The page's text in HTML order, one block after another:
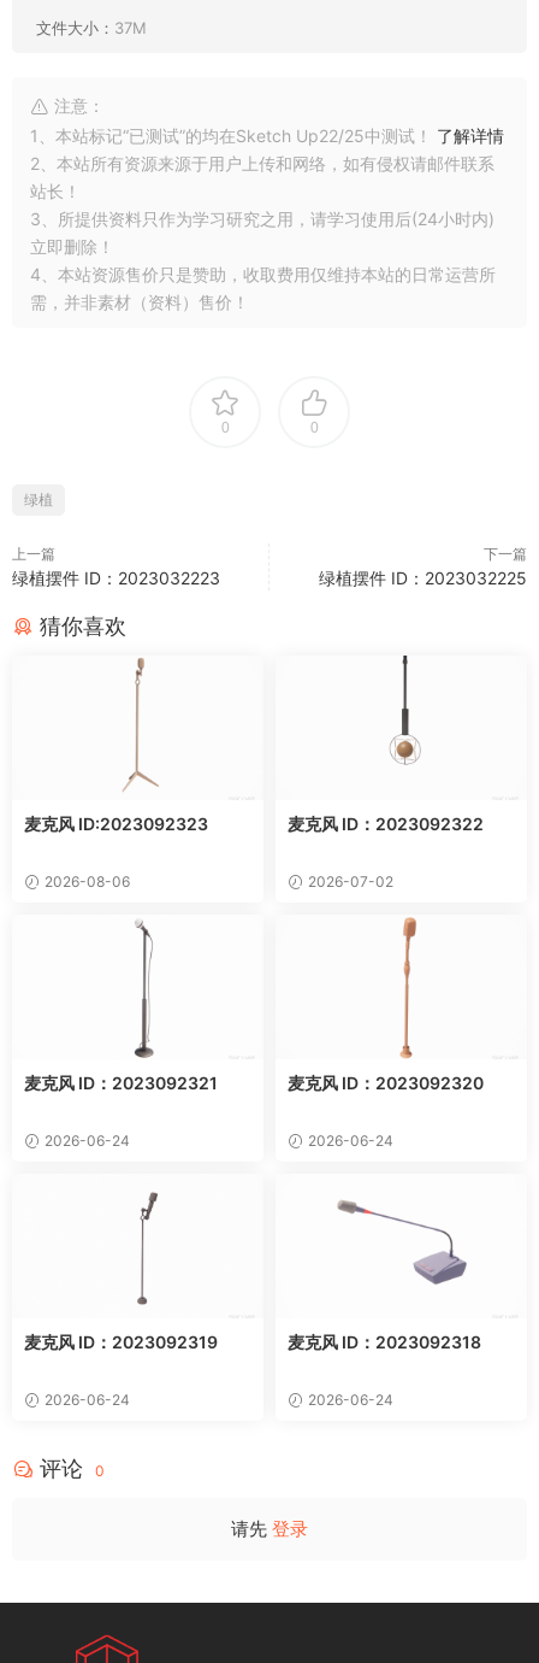
文件大小： 37M
注意：
1、本站标记“已测试”的均在Sketch Up22/25中测试！ 了解详情
2、本站所有资源来源于用户上传和网络，如有侵权请邮件联系
站长！
3、所提供资料只作为学习研究之用，请学习使用后(24小时内)
立即删除！
4、本站资源售价只是赞助，收取费用仅维持本站的日常运营所
需，并非素材（资料）售价！
0 0
绿植
上一篇
绿植摆件 ID：2023032223
下一篇
绿植摆件 ID：2023032225
猜你喜欢
麦克风 ID:2023092323
2026-08-06
麦克风 ID：2023092322
2026-07-02
麦克风 ID：2023092321
2026-06-24
麦克风 ID：2023092320
2026-06-24
麦克风 ID：2023092319
2026-06-24
麦克风 ID：2023092318
2026-06-24
评论 0
请先 登录